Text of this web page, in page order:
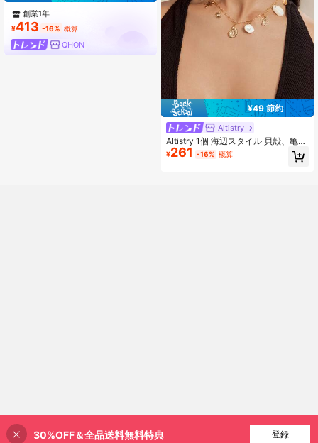
創業1年
¥413 -16% 概算
QHON
¥49 節約
Altistry
Altistry 1個 海辺スタイル 貝殻、亀、
ヒトデネックレス、フェイクパール
スカロップ&ホラガイチャーム付き、
¥261 -16% 概算
8% 割引！
30%OFF＆全品送料無料特典 登録